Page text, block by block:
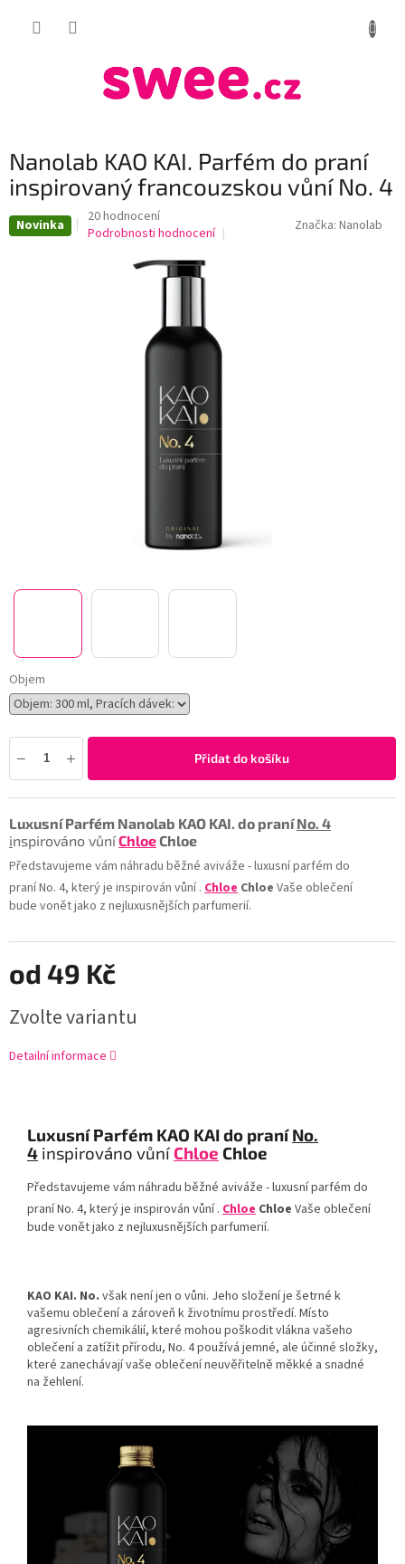
Nanolab KAO KAI. Parfém do praní
inspirovaný francouzskou vůní No. 4
Novinka
Průměrné
hodnocení
20 hodnocení
Podrobnosti hodnocení
Značka: Nanolab
od 49 Kč
Zvolte variantu
Objem
Přidat do košíku
Luxusní Parfém Nanolab KAO KAI. do praníNo. 4
inspirováno vůníChloeChloe
Představujeme vám náhradu běžné aviváže - luxusní parfém do
praní No. 4, který je inspirován vůní . Chloe Chloe Vaše oblečení
bude vonět jako z nejluxusnějších parfumerií.
Detailní informace
Luxusní Parfém KAO KAI do praníNo.
4 inspirováno vůníChloe Chloe
Představujeme vám náhradu běžné aviváže - luxusní parfém do
praní No. 4, který je inspirován vůní . Chloe Chloe Vaše oblečení
bude vonět jako z nejluxusnějších parfumerií.
KAO KAI. No. však není jen o vůni. Jeho složení je šetrné k
vašemu oblečení a zároveň k životnímu prostředí. Místo
agresivních chemikálií, které mohou poškodit vlákna vašeho
oblečení a zatížit přírodu, No. 4 používá jemné, ale účinné složky,
které zanechávají vaše oblečení neuvěřitelně měkké a snadné
na žehlení.